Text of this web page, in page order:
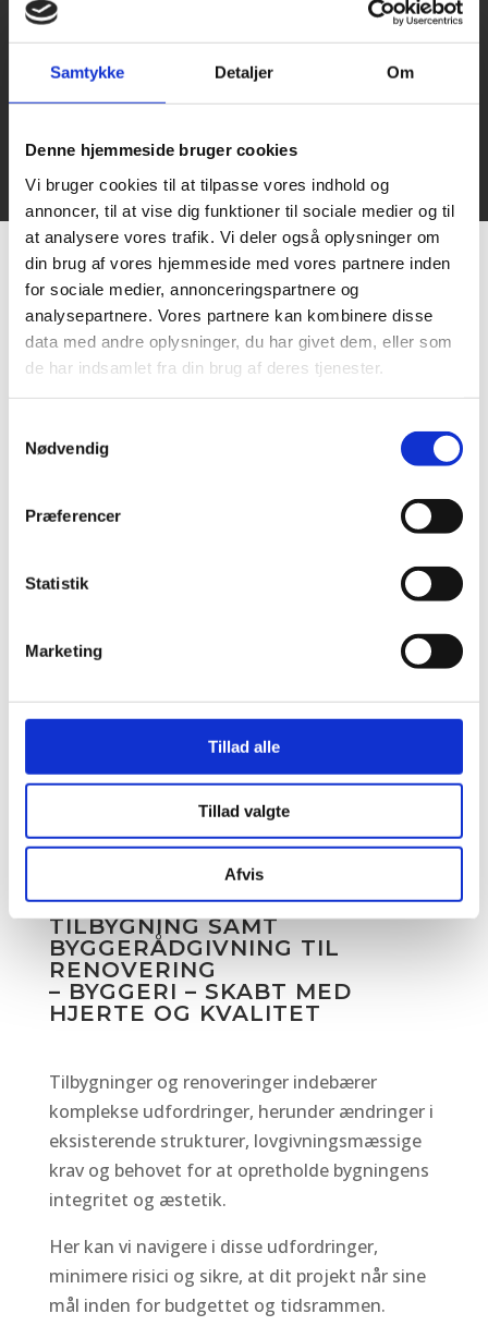
Samtykke Detaljer Om
Denne hjemmeside bruger cookies
Vi bruger cookies til at tilpasse vores indhold og
annoncer, til at vise dig funktioner til sociale medier og til
at analysere vores trafik. Vi deler også oplysninger om
din brug af vores hjemmeside med vores partnere inden
for sociale medier, annonceringspartnere og
analysepartnere. Vores partnere kan kombinere disse
data med andre oplysninger, du har givet dem, eller som
de har indsamlet fra din brug af deres tjenester.
Nødvendig
Præferencer
Statistik
Marketing
Tillad alle
Tillad valgte
Afvis
SØGER DU PRIVAT
BYGGERÅDGIVNING?
FÅ EKSTERN BYGGERÅDGIVER
I ODENSE PÅ FYN TIL AT
OPTIMERE DIT BYGGERI
ekstern byggerådgiver spille en afgørende rolle
rådgivning for at sikre, at dit byggeri opnår sit
Vores ekspertise strækker sig ud over at levere
teknisk rådgivning. Vi fungerer også som et
og myndighederne. Det giver dig en smidig
proces, hvor eventuelle spørgsmål eller
bekymringer håndteres effektivt. Så skal du
blot tænke på andre aspekter af dit projekt.
BYGGERÅDGIVER TIL
TILBYGNING SAMT
BYGGERÅDGIVNING TIL
RENOVERING
– BYGGERI – SKABT MED
HJERTE OG KVALITET
Tilbygninger og renoveringer indebærer
komplekse udfordringer, herunder ændringer i
eksisterende strukturer, lovgivningsmæssige
krav og behovet for at opretholde bygningens
integritet og æstetik.
Her kan vi navigere i disse udfordringer,
minimere risici og sikre, at dit projekt når sine
mål inden for budgettet og tidsrammen.